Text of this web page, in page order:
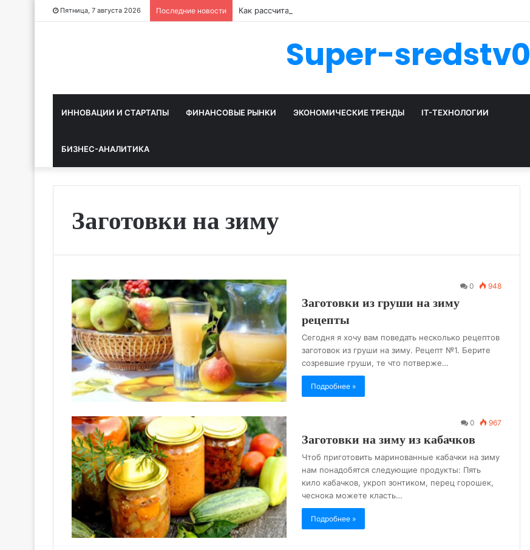
Пятница, 7 августа 2026 Последние новости Как рассчитать CPL, CPA, ROAS
Super-sredstv0
ИННОВАЦИИ И СТАРТАПЫ ФИНАНСОВЫЕ РЫНКИ ЭКОНОМИЧЕСКИЕ ТРЕНДЫ IT-ТЕХНОЛОГИИ
БИЗНЕС-АНАЛИТИКА
Заготовки на зиму
0 948
Заготовки из груши на зиму
рецепты
Сегодня я хочу вам поведать несколько рецептов
заготовок из груши на зиму. Рецепт №1. Берите
созревшие груши, те что потверже…
Подробнее »
0 967
Заготовки на зиму из кабачков
Чтоб приготовить маринованные кабачки на зиму
нам понадобятся следующие продукты: Пять
кило кабачков, укроп зонтиком, перец горошек,
чеснока можете класть…
Подробнее »